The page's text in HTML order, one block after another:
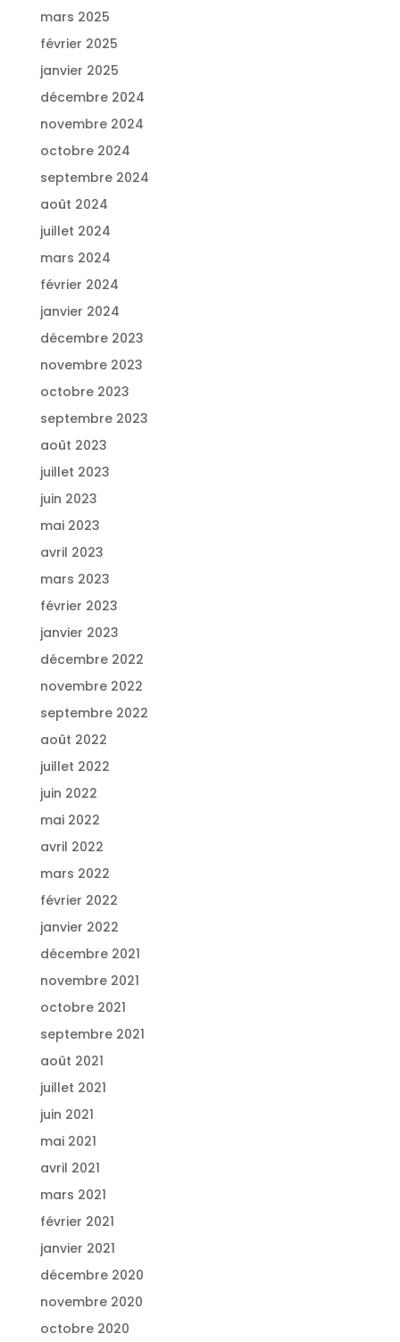
mars 2025
février 2025
janvier 2025
décembre 2024
novembre 2024
octobre 2024
septembre 2024
août 2024
juillet 2024
mars 2024
février 2024
janvier 2024
décembre 2023
novembre 2023
octobre 2023
septembre 2023
août 2023
juillet 2023
juin 2023
mai 2023
avril 2023
mars 2023
février 2023
janvier 2023
décembre 2022
novembre 2022
septembre 2022
août 2022
juillet 2022
juin 2022
mai 2022
avril 2022
mars 2022
février 2022
janvier 2022
décembre 2021
novembre 2021
octobre 2021
septembre 2021
août 2021
juillet 2021
juin 2021
mai 2021
avril 2021
mars 2021
février 2021
janvier 2021
décembre 2020
novembre 2020
octobre 2020